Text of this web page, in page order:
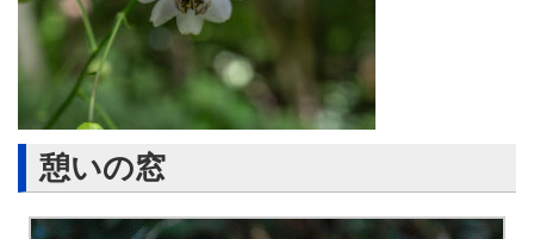
憩いの窓